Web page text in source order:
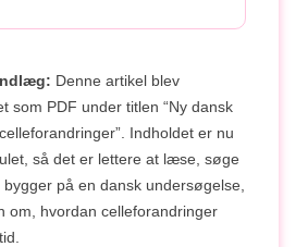
Denne artikel blev
som PDF under titlen “Ny dansk
Indholdet er nu
så det er lettere at læse, søge
på en dansk undersøgelse,
om, hvordan celleforandringer